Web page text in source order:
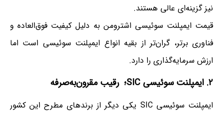
نیز گزینه‌ای عالی هستند.
قیمت ایمپلنت سوئیسی اشترومن به دلیل کیفیت فوق‌العاده و
فناوری برتر، گران‌تر از بقیه انواع ایمپلنت سوئیسی است اما
ارزش سرمایه‌گذاری را دارد.
۲. ایمپلنت سوئیسی SIC؛ رقیب مقرون‌به‌صرفه
ایمپلنت سوئیسی SIC یکی دیگر از برندهای مطرح این کشور